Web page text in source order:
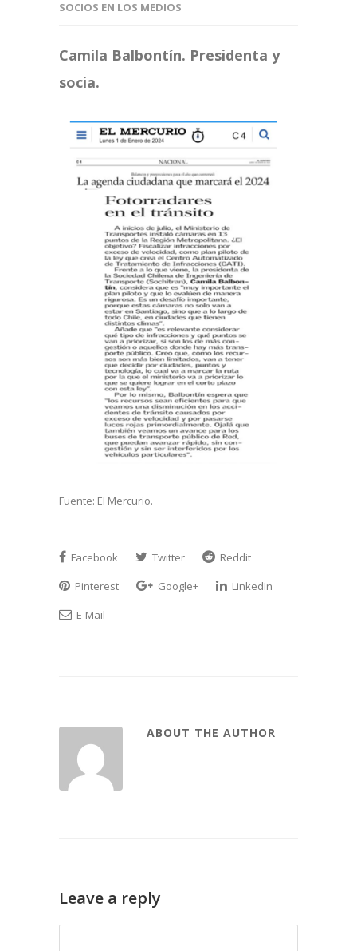
SOCIOS EN LOS MEDIOS
Camila Balbontín. Presidenta y
socia.
Fuente: El Mercurio.
Facebook Twitter
Reddit
Pinterest
Google+
LinkedIn
E-Mail
ABOUT THE AUTHOR
Leave a reply